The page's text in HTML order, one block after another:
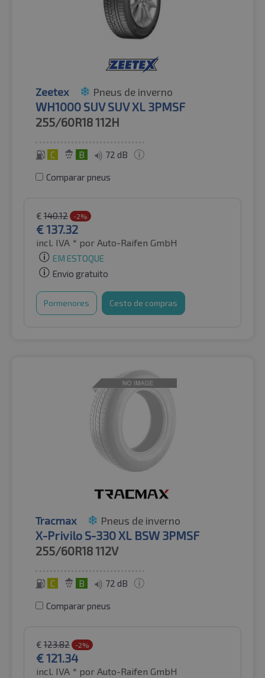
Zeetex Pneus de inverno
WH1000 SUV SUV XL 3PMSF
255/60R18112H
C B 72 dB
Comparar pneus
€ 140.12 -2%
€137.32
incl. IVA * por Auto-Raifen GmbH
EM ESTOQUE
Envio gratuito
Pormenores Cesto de compras
Tracmax Pneus de inverno
X-Privilo S-330 XL BSW 3PMSF
255/60R18112V
C B 72 dB
Comparar pneus
€ 123.82 -2%
€121.34
incl. IVA * por Auto-Raifen GmbH